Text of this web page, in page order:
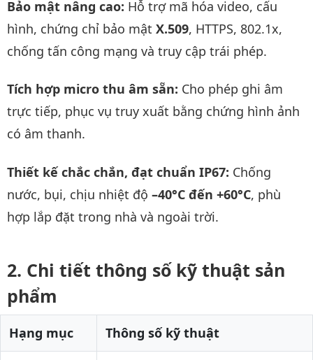
Bảo mật nâng cao: Hỗ trợ mã hóa video, cấu
hình, chứng chỉ bảo mật X.509, HTTPS, 802.1x,
chống tấn công mạng và truy cập trái phép.
Tích hợp micro thu âm sẵn: Cho phép ghi âm
trực tiếp, phục vụ truy xuất bằng chứng hình ảnh
có âm thanh.
Thiết kế chắc chắn, đạt chuẩn IP67: Chống
nước, bụi, chịu nhiệt độ –40°C đến +60°C, phù
hợp lắp đặt trong nhà và ngoài trời.
Chi tiết thông số kỹ thuật sản
phẩm
Hạng mục Thông số kỹ thuật